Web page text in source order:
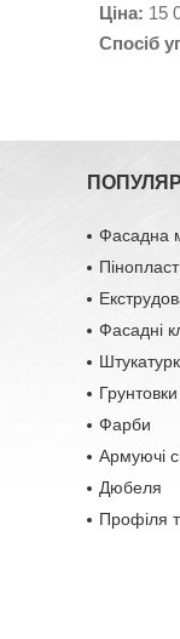
Ціна: 15
Спосіб
Фасадна
Пінопласт
Фасадні
Грунтовки
Фарби
Армуючі
Дюбеля
Профіля